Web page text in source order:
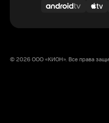
© 2026 ООО «КИОН». Все права